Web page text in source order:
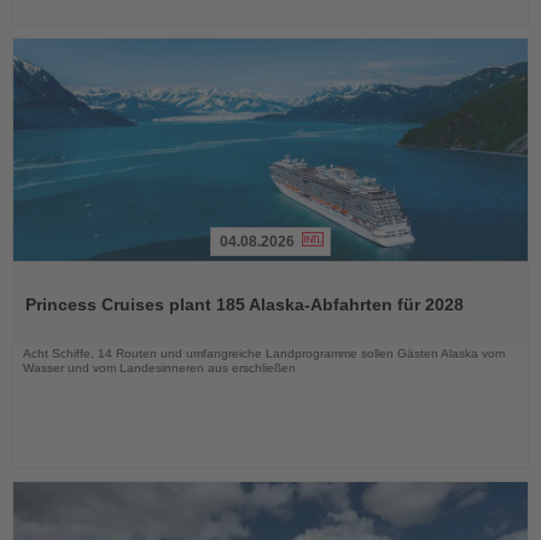
die
04.08.2026
Princess Cruises plant 185 Alaska-Abfahrten für 2028
Acht Schiffe, 14 Routen und umfangreiche Landprogramme sollen Gästen Alaska vom
Wasser und vom Landesinneren aus erschließen